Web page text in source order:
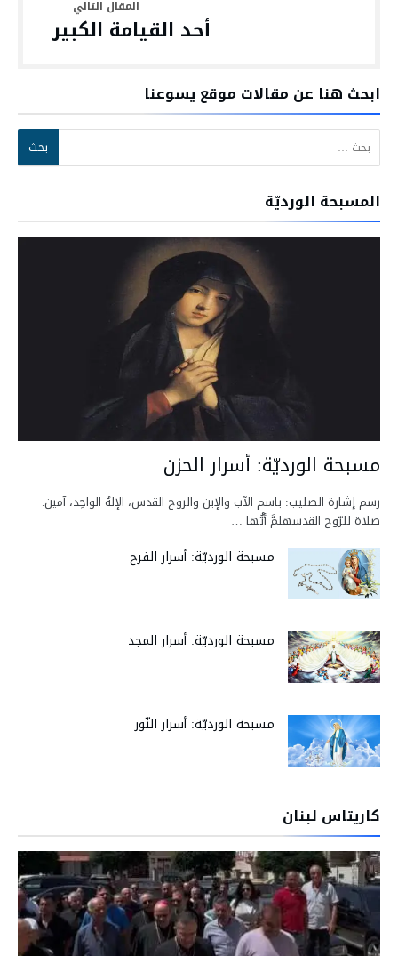
أحد القيامة الكبير
ابحث هنا عن مقالات موقع يسوعنا
البحث عن:
المسبحة الورديّة
مسبحة الورديّة: أسرار الحزن
رسم إشارة الصليب: باسم الآب والإبن والروح القدس، الإلهُ الواحِد، آمين.
صلاة للرّوح القدسهلمَّ أيُّها …
مسبحة الورديّة: أسرار الفرح
مسبحة الورديّة: أسرار المجد
مسبحة الورديّة: أسرار النّور
كاريتاس لبنان